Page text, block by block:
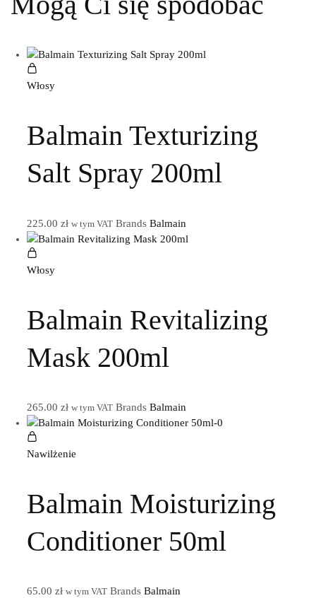
Włosy
Balmain Texturizing
Salt Spray 200ml
225.00 zł w tym VATBrands Balmain
Włosy
Balmain Revitalizing
Mask 200ml
265.00 zł w tym VATBrands Balmain
Nawilżenie
Balmain Moisturizing
Conditioner 50ml
65.00 zł w tym VATBrands Balmain